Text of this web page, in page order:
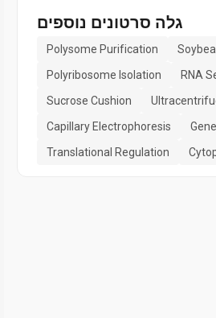
גלה סרטונים נוספים
Polysome Purification
Polyribosome Isolation
RNA
Sucrose Cushion
Capillary Electrophoresis
Translational Regulation